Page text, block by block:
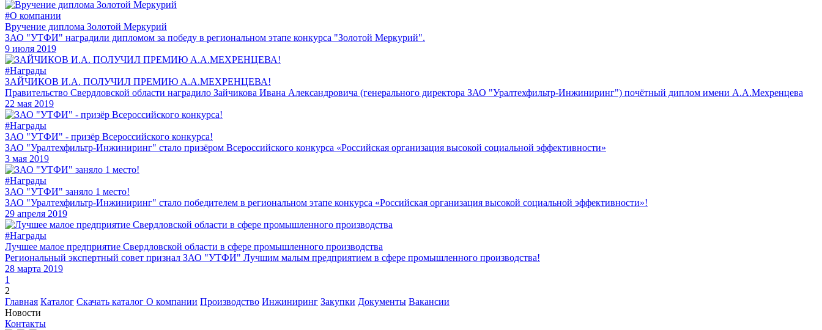
#О компании
Вручение диплома Золотой Меркурий
ЗАО "УТФИ" наградили дипломом за победу в региональном этапе конкурса "Золотой Меркурий".
9 июля 2019
#Награды
ЗАЙЧИКОВ И.А. ПОЛУЧИЛ ПРЕМИЮ А.А.МЕХРЕНЦЕВА!
Правительство Свердловской области наградило Зайчикова Ивана Александровича (генерального директора ЗАО "Уралтехфильтр-Инжиниринг") почётный диплом имени А.А.Мехренцева
22 мая 2019
#Награды
ЗАО "УТФИ" - призёр Всероссийского конкурса!
ЗАО "Уралтехфильтр-Инжиниринг" стало призёром Всероссийского конкурса «Российская организация высокой социальной эффективности»
3 мая 2019
#Награды
ЗАО "УТФИ" заняло 1 место!
ЗАО "Уралтехфильтр-Инжиниринг" стало победителем в региональном этапе конкурса «Российская организация высокой социальной эффективности»!
29 апреля 2019
#Награды
Лучшее малое предприятие Свердловской области в сфере промышленного производства
Региональный экспертный совет признал ЗАО "УТФИ" Лучшим малым предприятием в сфере промышленного производства!
28 марта 2019
1
2
Главная Каталог Скачать каталог О компании Производство Инжиниринг Закупки Документы Вакансии
Новости
Контакты